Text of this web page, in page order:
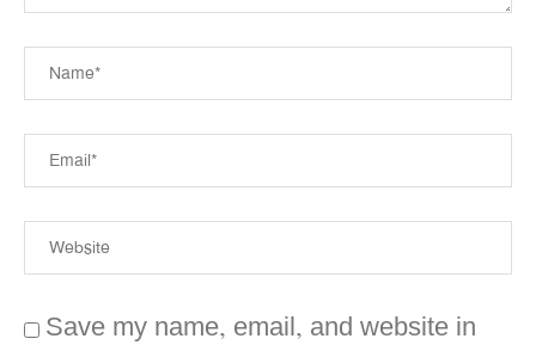
Save my name, email, and website in